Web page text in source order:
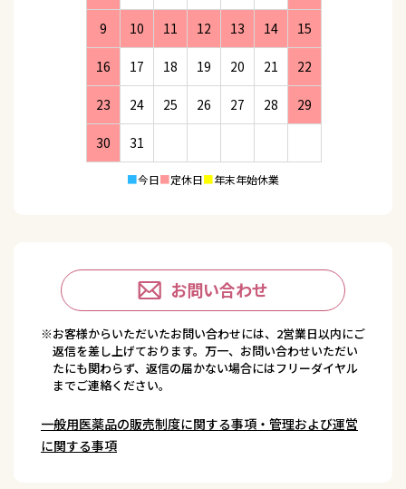
9 10 11 12 13 14 15
16 17 18 19 20 21 22
23 24 25 26 27 28 29
30 31
■今日■定休日■年末年始休業
お問い合わせ
※お客様からいただいたお問い合わせには、2営業日以内にご
返信を差し上げております。万一、お問い合わせいただい
たにも関わらず、返信の届かない場合にはフリーダイヤル
までご連絡ください。
一般用医薬品の販売制度に関する事項・管理および運営
に関する事項